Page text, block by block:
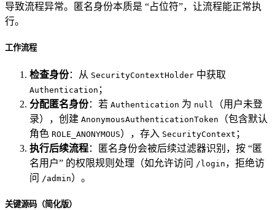
导致流程异常。匿名身份本质是 “占位符”，让流程能正常执
行。
工作流程
检查身份：从 SecurityContextHolder 中获取
Authentication ；
分配匿名身份：若 Authentication 为 null
（用户未登
录），创建 AnonymousAuthenticationToken
（包含默认
角色 ROLE_ANONYMOUS），存入 SecurityContext ；
执行后续流程：匿名身份会被后续过滤器识别，按 “匿
名用户” 的权限规则处理（如允许访问 /login ，拒绝访
问 /admin）。
关键源码（简化版）